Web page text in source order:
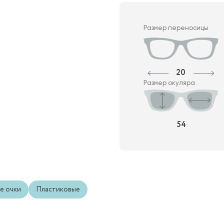
Размер переносицы
20
Размер окуляра
54
очки Пластиковые